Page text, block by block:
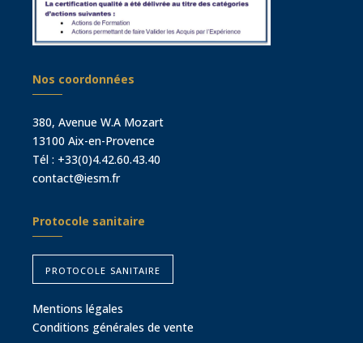
Nos coordonnées
380, Avenue W.A Mozart
13100 Aix-en-Provence
Tél : +33(0)4.42.60.43.40
contact@iesm.fr
Protocole sanitaire
protocole sanitaire
Mentions légales
Conditions générales de vente